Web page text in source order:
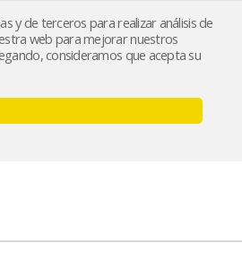
y de terceros para realizar análisis de
web para mejorar nuestros
consideramos que acepta su